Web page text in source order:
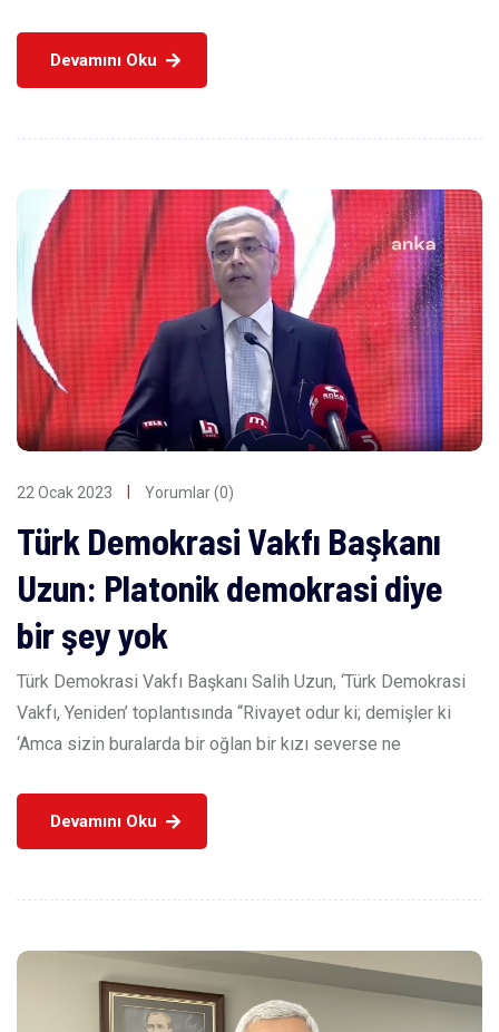
Devamını Oku
22 Ocak 2023 Yorumlar (0)
Türk Demokrasi Vakfı Başkanı
Uzun: Platonik demokrasi diye
bir şey yok
Türk Demokrasi Vakfı Başkanı Salih Uzun, ‘Türk Demokrasi
Vakfı, Yeniden’ toplantısında “Rivayet odur ki; demişler ki
‘Amca sizin buralarda bir oğlan bir kızı severse ne
Devamını Oku